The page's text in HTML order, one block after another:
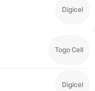
Digicel
Togo Cell
Digicel